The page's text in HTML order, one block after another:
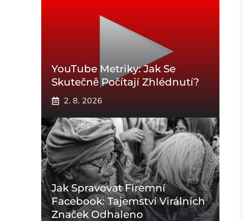
YouTube Metriky: Jak Se
Skutečně Počítají Zhlédnutí?
2. 8. 2026
Jak Spravovat Firemní
Facebook: Tajemství Virálních
Značek Odhaleno